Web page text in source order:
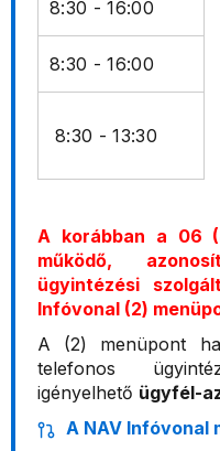
8:30 - 16:00
8:30 - 16:00
8:30 - 13:30
A korábban a 06
működő,
ügyintézési
Infóvonal (2)
A (2) menüpont
telefonos
igényelhető ügyfél-
A NAV Infóvonal